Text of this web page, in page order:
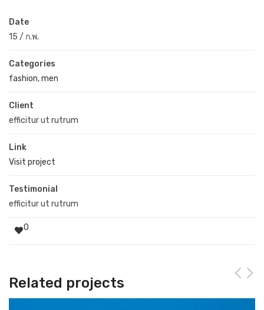
Date
15 / ก.พ.
Categories
fashion,men
Client
efficitur ut rutrum
Link
Visit project
Testimonial
efficitur ut rutrum
0
Related projects